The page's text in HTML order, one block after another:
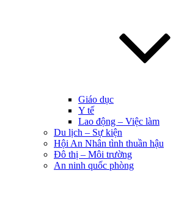
Giáo dục
Y tế
Lao động – Việc làm
Du lịch – Sự kiện
Hội An Nhân tình thuần hậu
Đô thị – Môi trường
An ninh quốc phòng